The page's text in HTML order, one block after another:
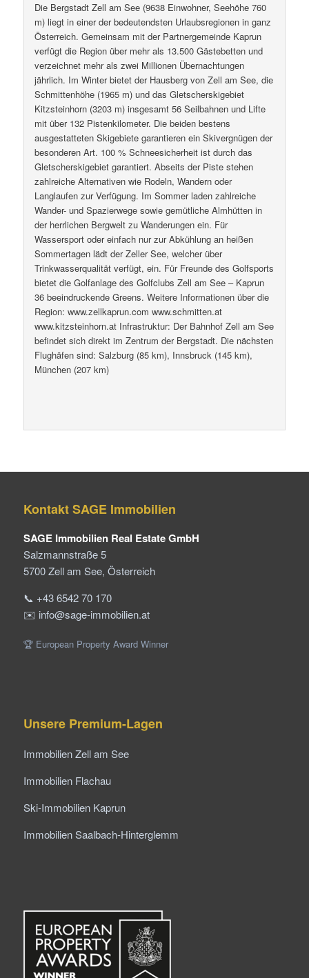
Die Bergstadt Zell am See (9638 Einwohner, Seehöhe 760
m) liegt in einer der bedeutendsten Urlaubsregionen in ganz
Österreich. Gemeinsam mit der Partnergemeinde Kaprun
verfügt die Region über mehr als 13.500 Gästebetten und
verzeichnet mehr als zwei Millionen Übernachtungen
jährlich. Im Winter bietet der Hausberg von Zell am See, die
Schmittenhöhe (1965 m) und das Gletscherskigebiet
Kitzsteinhorn (3203 m) insgesamt 56 Seilbahnen und Lifte
mit über 132 Pistenkilometer. Die beiden bestens
ausgestatteten Skigebiete garantieren ein Skivergnügen der
besonderen Art. 100 % Schneesicherheit ist durch das
Gletscherskigebiet garantiert. Abseits der Piste stehen
zahlreiche Alternativen wie Rodeln, Wandern oder
Langlaufen zur Verfügung. Im Sommer laden zahlreiche
Wander- und Spazierwege sowie gemütliche Almhütten in
der herrlichen Bergwelt zu Wanderungen ein. Für
Wassersport oder einfach nur zur Abkühlung an heißen
Sommertagen lädt der Zeller See, welcher über
Trinkwasserqualität verfügt, ein. Für Freunde des Golfsports
bietet die Golfanlage des Golfclubs Zell am See – Kaprun
36 beeindruckende Greens. Weitere Informationen über die
Region: www.zellkaprun.com www.schmitten.at
www.kitzsteinhorn.at Infrastruktur: Der Bahnhof Zell am See
befindet sich direkt im Zentrum der Bergstadt. Die nächsten
Flughäfen sind: Salzburg (85 km), Innsbruck (145 km),
München (207 km)
Kontakt SAGE Immobilien
SAGE Immobilien Real Estate GmbH
Salzmannstraße 5
5700 Zell am See, Österreich
📞 +43 6542 70 170
✉️ info@sage-immobilien.at
🏆 European Property Award Winner
Unsere Premium-Lagen
Immobilien Zell am See
Immobilien Flachau
Ski-Immobilien Kaprun
Immobilien Saalbach-Hinterglemm